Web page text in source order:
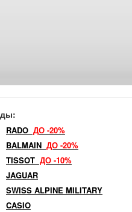
RADO ДО -20%
BALMAIN ДО -20%
TISSOT ДО -10%
JAGUAR
SWISS ALPINE MILITARY
CASIO